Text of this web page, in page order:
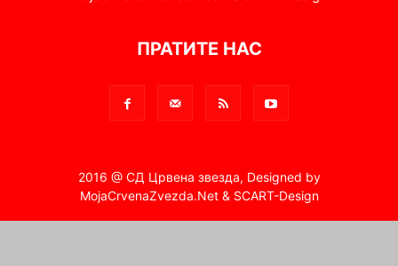
ПРАТИТЕ НАС
2016 @ СД Црвена звезда, Designed by
MojaCrvenaZvezda.Net & SCART-Design